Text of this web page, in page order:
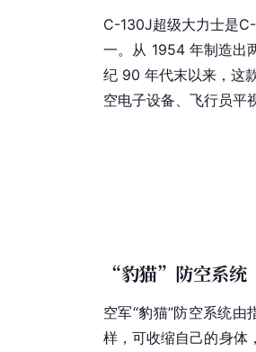
C-130J超级大力士是
一。从 1954 年制造出
纪 90 年代末以来，这
空电子设备、飞行员平
“豹猫”防空系统
空军“豹猫”防空系统由
样，可收缩自己的身体